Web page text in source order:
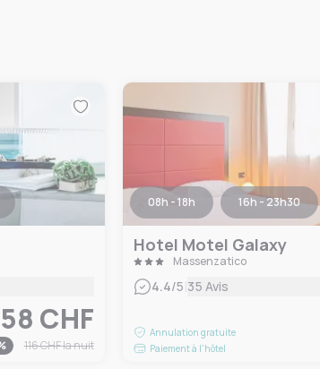
58 CHF
116 CHFla nuit
08h - 18h 16h - 23h30
Hotel Motel Galaxy
Massenzatico
4.4/5 35 Avis
Annulation gratuite
Paiement à l'hôtel